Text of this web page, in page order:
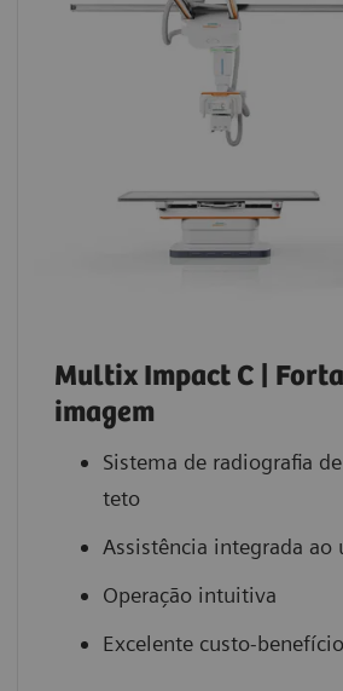
Multix Impact C |
imagem
Sistema de radiografia
teto
Assistência integrada ao
Operação intuitiva
Excelente custo-benefício